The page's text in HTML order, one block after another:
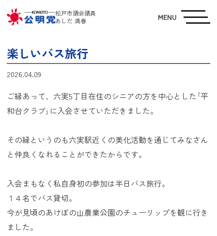
松戸市議会議員
あしだ 満春
MENU
楽しいバス旅行
2026.04.09
ご縁あって、六実5丁目在住のシニアの方を中心とした｢平
和台クラブ｣に入会させていただきました。
その縁というのも六実駅近くの美化活動を通じてみなさん
と仲良くなれることができたからです。
入会まもなく私自身初の参加は半日バス旅行。
１４名でバス貸切。
今が見頃のあけぼの山農業公園のチューリップを観に行き
ました。